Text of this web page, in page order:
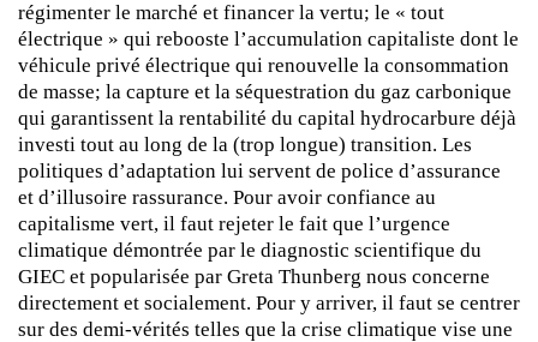
régimenter le marché et financer la vertu; le « tout
électrique » qui rebooste l’accumulation capitaliste dont le
véhicule privé électrique qui renouvelle la consommation
de masse; la capture et la séquestration du gaz carbonique
qui garantissent la rentabilité du capital hydrocarbure déjà
investi tout au long de la (trop longue) transition. Les
politiques d’adaptation lui servent de police d’assurance
et d’illusoire rassurance. Pour avoir confiance au
capitalisme vert, il faut rejeter le fait que l’urgence
climatique démontrée par le diagnostic scientifique du
GIEC et popularisée par Greta Thunberg nous concerne
directement et socialement. Pour y arriver, il faut se centrer
sur des demi-vérités telles que la crise climatique vise une